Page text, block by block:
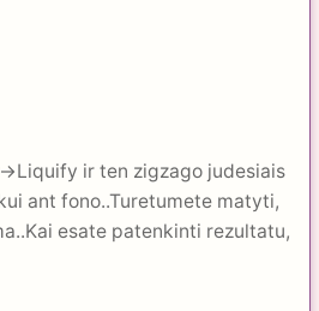
>Liquify ir ten zigzago judesiais
ant fono..Turetumete matyti,
esate patenkinti rezultatu,